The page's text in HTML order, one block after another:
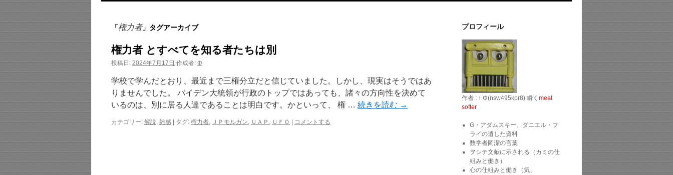
「権力者」タグアーカイブ
権力者 とすべてを知る者たちは別
投稿日: 2024年7月17日 作成者: Φ
学校で学んだとおり、最近まで三権分立だと信じていました。しかし、現実はそうではあ
りませんでした。 バイデン大統領が行政のトップではあっても、諸々の方向性を決めて
いるのは、別に居る人達であることは明白です。かといって、 権 … 続きを読む →
カテゴリー: 解説, 雑感 タグ: 権力者, ＪＰモルガン, ＵＡＰ , ＵＦＯ コメントする
プロフィール
作者 : ↑ Φ(nsw495kpr8) 瞬く meat
softer
G・アダムスキー、ダニエル・フ
ライの遺した資料
数学者岡潔の言葉
ヲシテ文献に示される（カミの仕
組みと働き）
心の仕組みと働き（気、